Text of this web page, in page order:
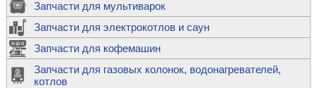
Запчасти для мультиварок
Запчасти для электрокотлов и саун
Запчасти для кофемашин
Запчасти для газовых колонок, водонагревателей,
котлов